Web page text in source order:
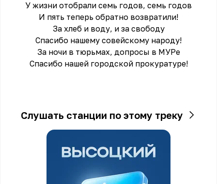
У жизни отобрали семь годов, семь годов
И пять теперь обратно возвратили!
За хлеб и воду, и за свободу
Спасибо нашему совейскому народу!
За ночи в тюрьмах, допросы в МУРе
Спасибо нашей городской прокуратуре!
Слушать станции по этому треку